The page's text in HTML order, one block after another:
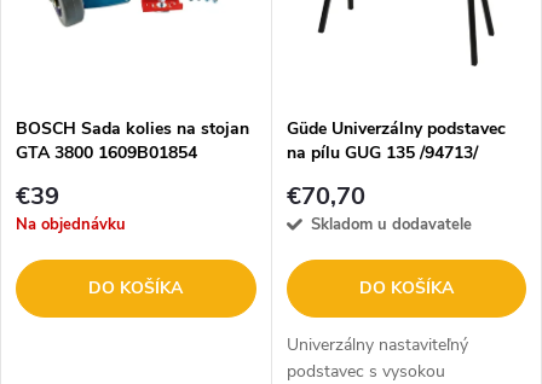
e
p
r
o
s
p
r
o
BOSCH Sada kolies na stojan
GTA 3800 1609B01854
€39
Na objednávku
DO KOŠÍKA
Güde Univerzálny podstavec
na pílu GUG 135 /94713/
€70,70
Skladom u dodavatele
DO KOŠÍKA
Univerzálny nastaviteľný
podstavec s vysokou